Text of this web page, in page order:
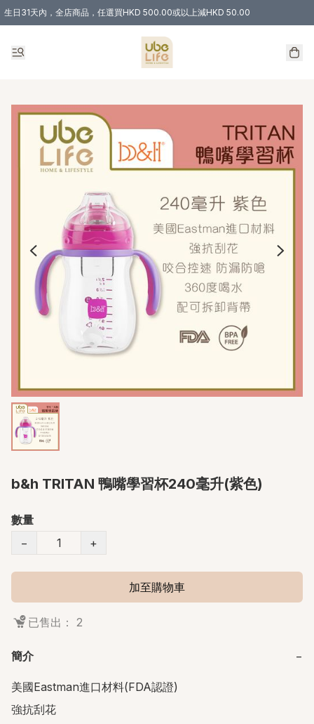
生日31天內，全店商品，任選買HKD 500.00或以上減HKD 50.00
購物滿 HKD 300.00即享免運費優惠！（適用於 特定的送貨方式 )
b&h TRITAN 鴨嘴學習杯240毫升(紫色)
數量
−
+
加至購物車
已售出： 2
簡介 −
美國Eastman進口材料(FDA認證)
強抗刮花